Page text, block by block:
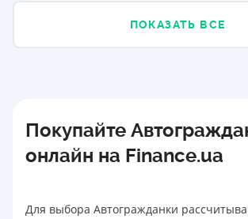
ПОКАЗАТЬ ВСЕ
Покупайте
онлайн на Finance.ua
Для выбора Автогражданки